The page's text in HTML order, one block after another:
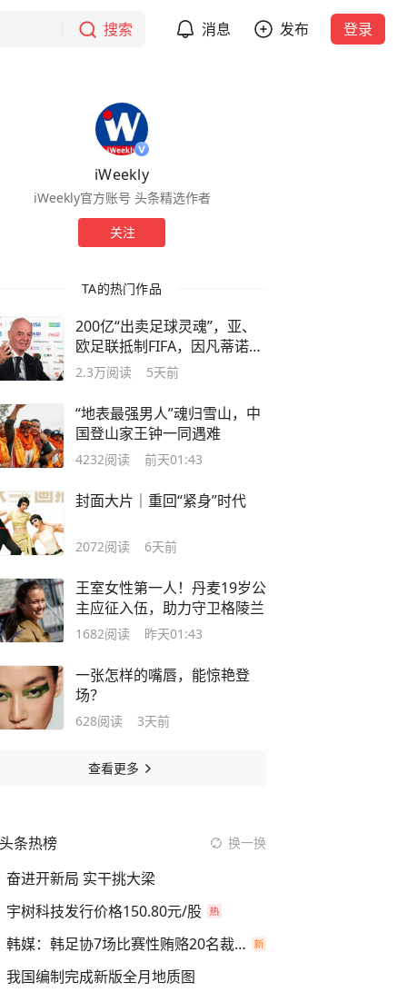
搜索 消息 发布 登录
iWeekly
iWeekly官方账号 头条精选作者
关注
TA的热门作品
200亿“出卖足球灵魂”，亚、
欧足联抵制FIFA，因凡蒂诺终
于低头！
2.3万阅读 5天前
“地表最强男人”魂归雪山，中
国登山家王钟一同遇难
4232阅读 前天01:43
封面大片｜重回“紧身”时代
2072阅读 6天前
王室女性第一人！丹麦19岁公
主应征入伍，助力守卫格陵兰
1682阅读 昨天01:43
一张怎样的嘴唇，能惊艳登
场？
628阅读 3天前
查看更多
头条热榜 换一换
奋进开新局 实干挑大梁
宇树科技发行价格150.80元/股
韩媒：韩足协7场比赛性贿赂20名裁判
我国编制完成新版全月地质图